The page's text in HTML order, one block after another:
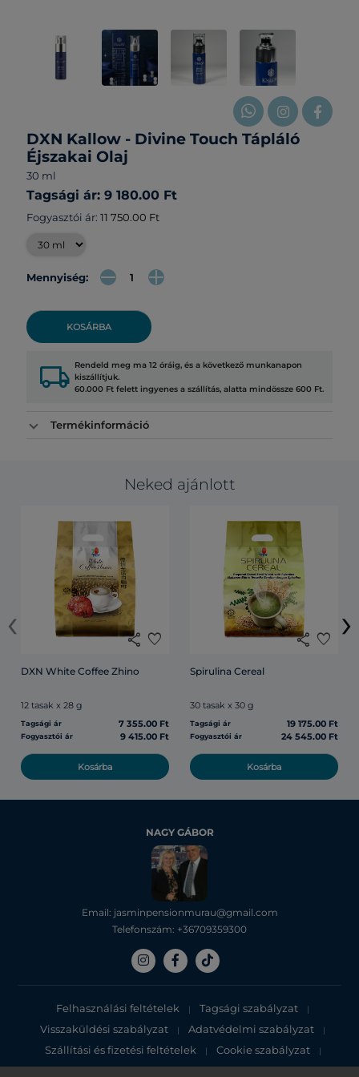
DXN Kallow - Divine Touch Tápláló
Éjszakai Olaj
30 ml
Tagsági ár: 9 180.00 Ft
Fogyasztói ár: 11 750.00 Ft
Mennyiség:
KOSÁRBA
local_shipping Rendeld meg ma 12 óráig, és a következő munkanapon
kiszállítjuk.
60.000 Ft felett ingyenes a szállítás, alatta mindössze 600 Ft.
Termékinformáció
Neked ajánlott
share favorite
DXN White Coffee Zhino
12 tasak x 28 g
Tagsági ár 7 355.00 Ft
Fogyasztói ár 9 415.00 Ft
Kosárba
share favorite
Spirulina Cereal
30 tasak x 30 g
Tagsági ár 19 175.00 Ft
Fogyasztói ár 24 545.00 Ft
Kosárba
‹ ›
NAGY GÁBOR
Email: jasminpensionmurau@gmail.com
Telefonszám: +36709359300
Felhasználási feltételek | Tagsági szabályzat |
Visszaküldési szabályzat | Adatvédelmi szabályzat |
Szállítási és fizetési feltételek | Cookie szabályzat |
Adatvédelmi tájékoztató